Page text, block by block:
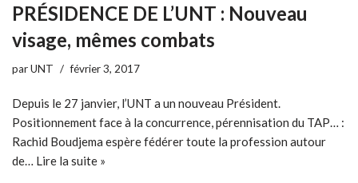
PRÉSIDENCE DE L’UNT : Nouveau
visage, mêmes combats
parUNT février 3, 2017
Depuis le 27 janvier, l’UNT a un nouveau Président.
Positionnement face à la concurrence, pérennisation du TAP… :
Rachid Boudjema espère fédérer toute la profession autour
de… Lire la suite »